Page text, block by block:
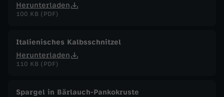
Herunterladen
100 KB (PDF)
Italienisches Kalbsschnitzel
Herunterladen
110 KB (PDF)
Spargel in Bärlauch-Pankokruste